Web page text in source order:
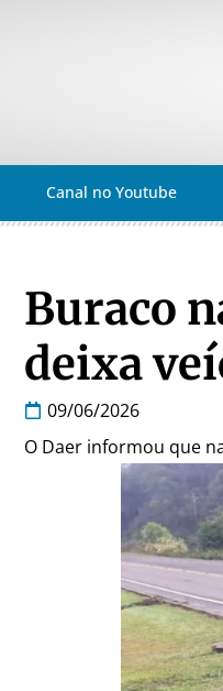
Canal no Youtube
Buraco
deixa
09/06/2026
O Daer informou que